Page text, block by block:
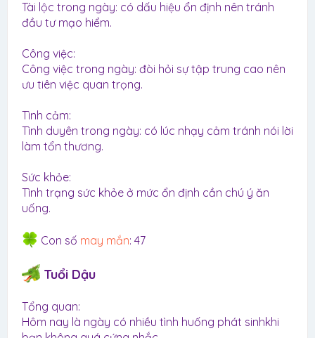
Tài lộc trong ngày: có dấu hiệu ổn định nên tránh
đầu tư mạo hiểm.
Công việc:
Công việc trong ngày: đòi hỏi sự tập trung cao nên
ưu tiên việc quan trọng.
Tình cảm:
Tình duyên trong ngày: có lúc nhạy cảm tránh nói lời
làm tổn thương.
Sức khỏe:
Tình trạng sức khỏe ở mức ổn định cần chú ý ăn
uống.
Con số may mắn: 47
Tuổi Dậu
Tổng quan:
Hôm nay là ngày có nhiều tình huống phát sinhkhi